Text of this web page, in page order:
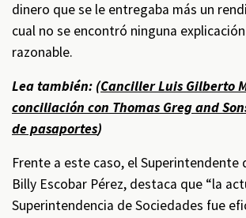
dinero que se le entregaba más un
cual no se encontró ninguna
razonable.
Lea también: (Canciller Luis Gilberto
conciliación con Thomas Greg and
de pasaportes)
Frente a este caso, el Superintendente
Billy Escobar Pérez, destaca que “la
Superintendencia de Sociedades fue